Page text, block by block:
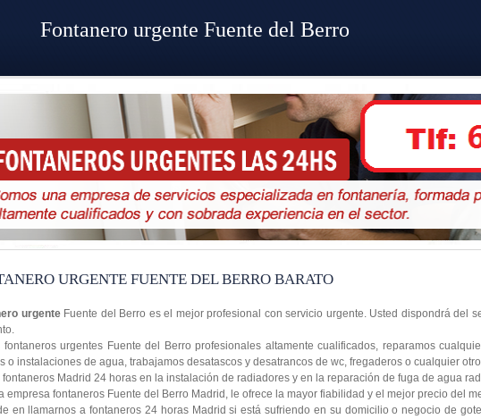
URGENTE FUENTE DEL BERRO BARATO
urgente Fuente del Berro es el mejor profesional con servicio urgente. Usted dispondrá del
fontaneros urgentes Fuente del Berro profesionales altamente cualificados, reparamos
o instalaciones de agua, trabajamos desatascos y desatrancos de wc, fregaderos o cualquier
fontaneros Madrid 24 horas en la instalación de radiadores y en la reparación de fuga de agua
empresa fontaneros Fuente del Berro Madrid, le ofrece la mayor fiabilidad y el mejor precio del
en llamarnos a fontaneros 24 horas Madrid si está sufriendo en su domicilio o negocio de
Fontanero urgente Fuente del Berro